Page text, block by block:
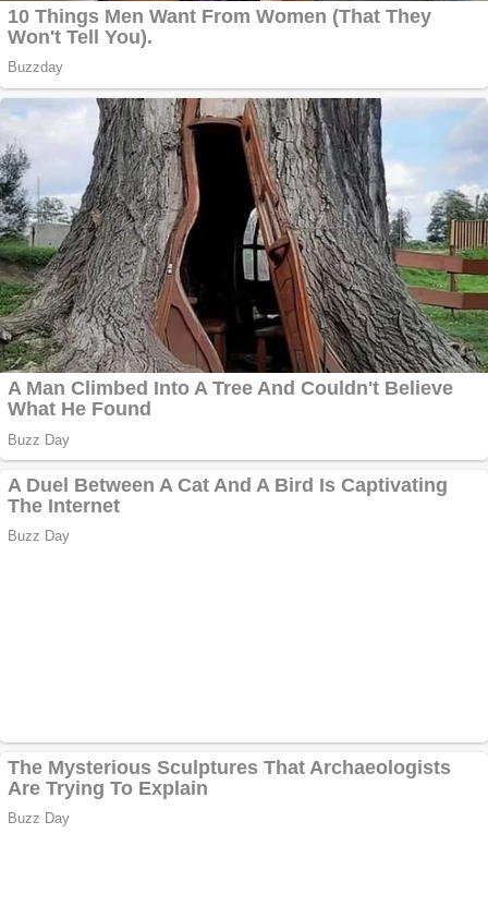
Împrumut si
investitii